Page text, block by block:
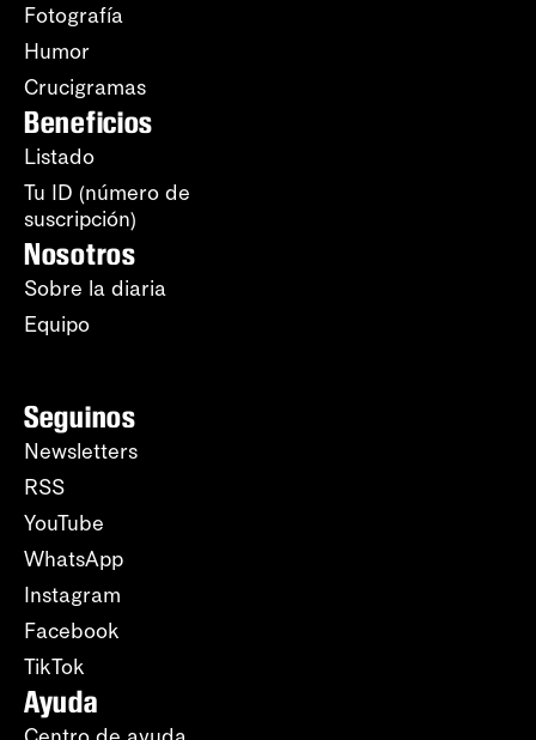
Fotografía
Humor
Crucigramas
Beneficios
Listado
Tu ID (número de
suscripción)
Nosotros
Sobre la diaria
Equipo
Seguinos
Newsletters
RSS
YouTube
WhatsApp
Instagram
Facebook
TikTok
Ayuda